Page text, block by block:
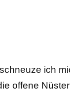
ich
offene